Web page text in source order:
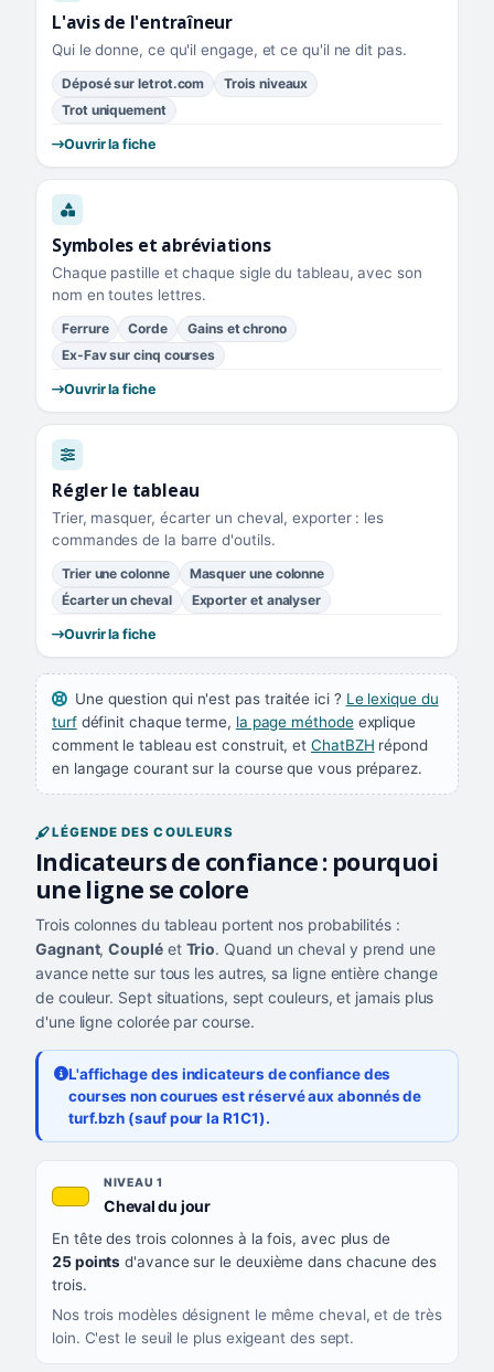
L'avis de l'entraîneur
Qui le donne, ce qu'il engage, et ce qu'il ne dit pas.
Déposé sur letrot.com
Trois niveaux
Trot uniquement
Ouvrir la fiche
Symboles et abréviations
Chaque pastille et chaque sigle du tableau, avec son
nom en toutes lettres.
Ferrure Corde
Gains et chrono
Ex-Fav sur cinq courses
Ouvrir la fiche
Régler le tableau
Trier, masquer, écarter un cheval, exporter : les
commandes de la barre d'outils.
Trier une colonne
Masquer une colonne
Écarter un cheval
Exporter et analyser
Ouvrir la fiche
Une question qui n'est pas traitée ici ? Le lexique du
turfdéfinit chaque terme, la page méthodeexplique
comment le tableau est construit, etChatBZH répond
en langage courant sur la course que vous préparez.
LÉGENDE DES COULEURS
Indicateurs de confiance : pourquoi
une ligne se colore
Trois colonnes du tableau portent nos probabilités :
Gagnant,Coupléet Trio. Quand un cheval y prend une
avance nette sur tous les autres, sa ligne entière change
de couleur. Sept situations, sept couleurs, et jamais plus
d'une ligne colorée par course.
L'affichage des indicateurs de confiance des
courses non courues est réservé aux abonnés de
turf.bzh (sauf pour la R1C1).
QUAND LA LIGNE PREND CETTE COULEUR
CE QUE CELA VOUS DIT
NIVEAU 1
Cheval du jour, couleur jaune or
En tête des trois colonnes à la fois, avec plus de
25 points d'avance sur le deuxième dans chacune des
trois.
Nos trois modèles désignent le même cheval, et de très
loin. C'est le seuil le plus exigeant des sept.